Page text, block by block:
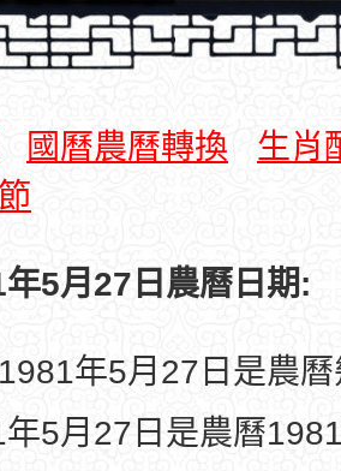
國曆農曆轉換
生肖
5月27日農曆日期:
年5月27日是農
5月27日是農曆